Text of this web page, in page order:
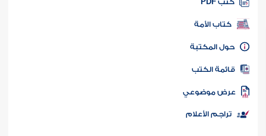
كتب PDF
كتاب الأمة
المكتبة
الكتب
موضوعي